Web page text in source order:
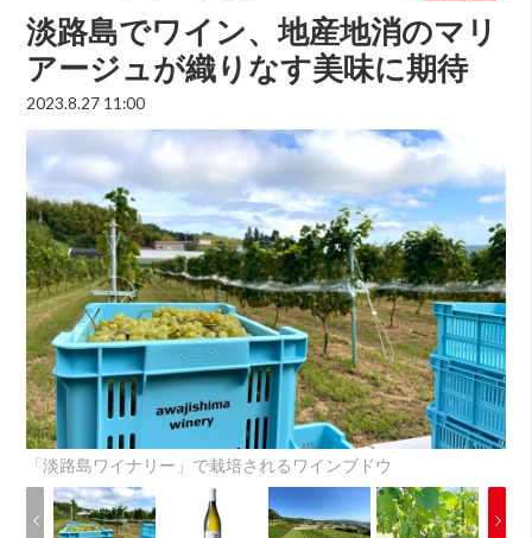
淡路島でワイン、地産地消のマリ
アージュが織りなす美味に期待
2023.8.27 11:00
「淡路島ワイナリー」で栽培されるワインブドウ